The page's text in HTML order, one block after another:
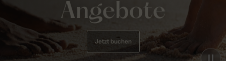
Angebote
Jetzt buchen